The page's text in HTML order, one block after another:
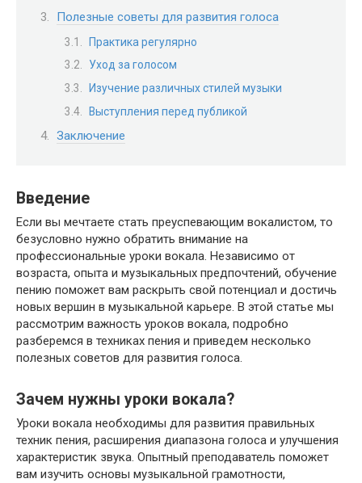
Полезные советы для развития голоса
Практика регулярно
Уход за голосом
Изучение различных стилей музыки
Выступления перед публикой
Заключение
Введение
Если вы мечтаете стать преуспевающим вокалистом, то
безусловно нужно обратить внимание на
профессиональные уроки вокала. Независимо от
возраста, опыта и музыкальных предпочтений, обучение
пению поможет вам раскрыть свой потенциал и достичь
новых вершин в музыкальной карьере. В этой статье мы
рассмотрим важность уроков вокала, подробно
разберемся в техниках пения и приведем несколько
полезных советов для развития голоса.
Зачем нужны уроки вокала?
Уроки вокала необходимы для развития правильных
техник пения, расширения диапазона голоса и улучшения
характеристик звука. Опытный преподаватель поможет
вам изучить основы музыкальной грамотности,